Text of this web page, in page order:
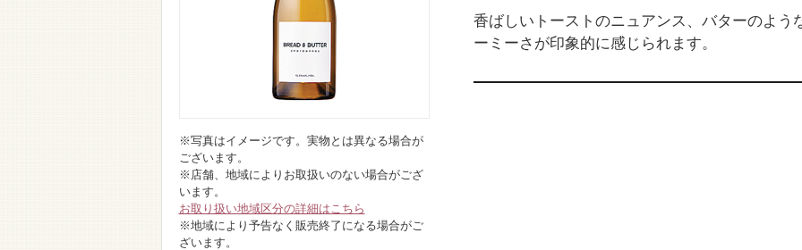
香ばしいトーストのニュアンス、バターのよう
ーミーさが印象的に感じられます。
※写真はイメージです。実物とは異なる場合が
ございます。
※店舗、地域によりお取扱いのない場合がござ
います。
お取り扱い地域区分の詳細はこちら
※地域により予告なく販売終了になる場合がご
ざいます。